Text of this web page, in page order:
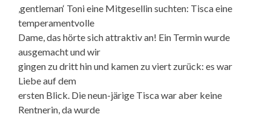
‚gentleman‘ Toni eine Mitgesellin suchten: Tisca eine
temperamentvolle
Dame, das hörte sich attraktiv an! Ein Termin wurde
ausgemacht und wir
gingen zu dritt hin und kamen zu viert zurück: es war
Liebe auf dem
ersten Blick. Die neun-järige Tisca war aber keine
Rentnerin, da wurde